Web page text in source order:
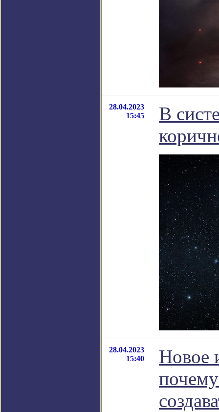
28.04.2023
15:45
В
28.04.2023
15:40
Новое